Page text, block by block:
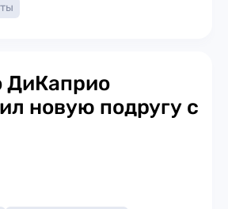
ДиКаприо
новую подругу с